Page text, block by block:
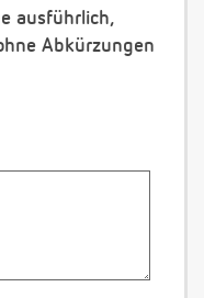
ausführlich,
Abkürzungen